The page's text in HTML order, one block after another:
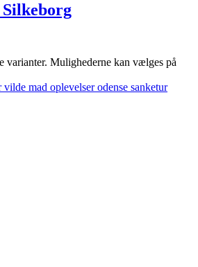
varianter. Mulighederne kan vælges på